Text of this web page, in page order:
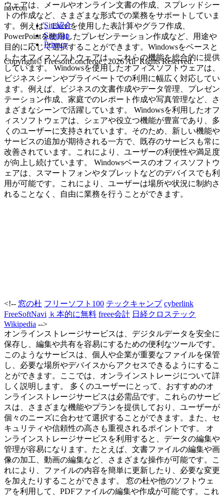
ウェアは、メールやオンライン文書の作成、スプレッドシー
トの作成など、さまざまな形式での業務をサポートしていま
す。例えば、Excelを使用した表計算やグラフ作成、
PowerPointを使用したプレゼンテーション作成など、用途や
目的に応じて選択することができます。Windowsをベースと
したオフィスソフトウェアは、これらの機能を総合的に提供
しています。 Windowsを使用したオフィスソフトウェアは、
ビジネスシーンやプライベートでの利用に幅広く対応してい
ます。例えば、ビジネスの文書作成やデータ管理、プレゼン
テーション作成、家庭でのレポート作成や写真管理など、さ
まざまなシーンで活躍しています。 Windowsを利用したオフ
ィスソフトウェアは、シェアや役立つ機能が豊富であり、多
くのユーザーに支持されています。そのため、新しい機能や
サービスの追加が期待される一方で、既存のサービスも常に
改善されています。これにより、ユーザーの利便性や満足度
が向上し続けています。 Windowsベースのオフィスソフトウ
ェアは、スマートフォンやタブレットなどのデバイスでも利
用が可能です。これにより、ユーザーは場所や状況に制約さ
れることなく、自由に業務を行うことができます。
<!-- 窓の杜 フリーソフト100 テックキャンプ cyberlink
FreeSoftNavi ｋ本的に無料 freee会計 日経クロステック
Wikipedia -->
オンラインストレージサービスは、デジタルデータを安全に
保存し、編集や共有を容易にするための便利なツールです。
このようなサービスは、個人や企業が重要なファイルを保管
し、必要な場所やデバイスからアクセスできるようにするこ
とができます。ここでは、オンラインストレージについて詳
しく説明します。 多くのユーザーにとって、おすすめのオ
ンラインストレージサービスは必需品です。これらのサービ
スは、さまざまな機能やプランを提供しており、ユーザーが
個々のニーズに合わせて選択することができます。また、セ
キュリティや信頼性の高さも重視されるポイントです。 オ
ンラインストレージサービスを利用すると、データの編集や
管理が容易になります。たとえば、文書ファイルの編集や画
像の加工、動画の編集など、さまざまな操作が可能です。こ
れにより、ファイルの内容を簡単に更新したり、必要な変更
を加えたりすることができます。 窓の杜や他のソフトウェ
アを利用して、PDFファイルの編集や作成が可能です。これ
navcon
Site紹介
Sitemap
Privacy
Copyright© FreesoftConcierge , 2026 All Rights Reserved.